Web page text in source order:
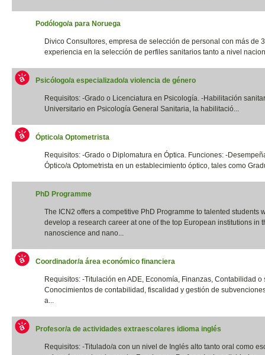
Podólogo/a para Noruega
Divico Consultores, empresa de selección de personal con más de
experiencia en la selección de perfiles sanitarios tanto a nivel
Psicólogo/a especializado/a violencia de género
Requisitos: -Grado o Licenciatura en Psicología. -Habilitación
Universitario en Psicología General Sanitaria, la habilitació...
Óptico/a Optometrista
Requisitos: -Grado o Diplomatura en Óptica. Funciones: -
Óptico/a Optometrista en un establecimiento óptico, tales como
PhD Programme
The ICN2 offers a competitive PhD Programme to talented students
develop a research career at one of the top European institutions in
nanoscience and nano...
Coordinador/a área económico financiera
Requisitos: -Titulación en ADE, Economía, Finanzas, Contabilidad o
Conocimientos de contabilidad, fiscalidad y gestión de
a...
Profesor/a de actividades extraescolares idioma inglés
Requisitos: -Titulado/a con un nivel de Inglés alto tanto oral como